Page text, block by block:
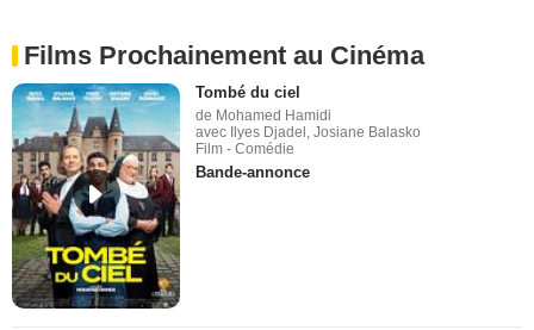
Films Prochainement au Cinéma
Tombé du ciel
de Mohamed Hamidi
avec Ilyes Djadel, Josiane Balasko
Film - Comédie
Bande-annonce